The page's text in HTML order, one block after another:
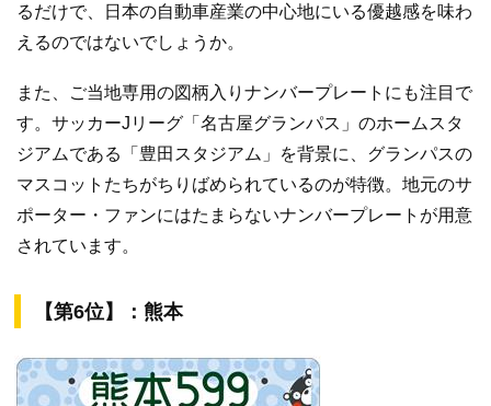
るだけで、日本の自動車産業の中心地にいる優越感を味わ
えるのではないでしょうか。
また、ご当地専用の図柄入りナンバープレートにも注目で
す。サッカーJリーグ「名古屋グランパス」のホームスタ
ジアムである「豊田スタジアム」を背景に、グランパスの
マスコットたちがちりばめられているのが特徴。地元のサ
ポーター・ファンにはたまらないナンバープレートが用意
されています。
【第6位】：熊本